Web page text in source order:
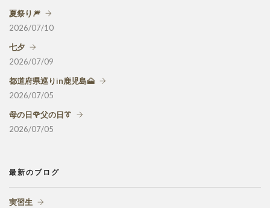
夏祭り🎆
2026/07/10
七夕
2026/07/09
都道府県巡りin鹿児島🗻
2026/07/05
母の日🌹父の日👔
2026/07/05
最新のブログ
実習生